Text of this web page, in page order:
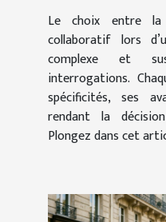
Le choix entre
collaboratif lors
complexe et
interrogations.
spécificités, ses
rendant la
Plongez dans cet